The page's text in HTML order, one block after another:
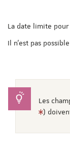
La date limite
Il n'est pas
Les
)